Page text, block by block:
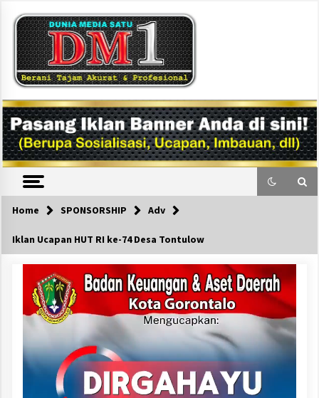
content
DM1
Home SPONSORSHIP Adv
Iklan Ucapan HUT RI ke-74 Desa Tontulow